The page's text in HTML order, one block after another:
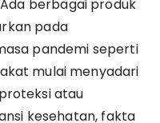
Ada berbagai produk
pada
pandemi seperti
mulai menyadari
atau
kesehatan, fakta